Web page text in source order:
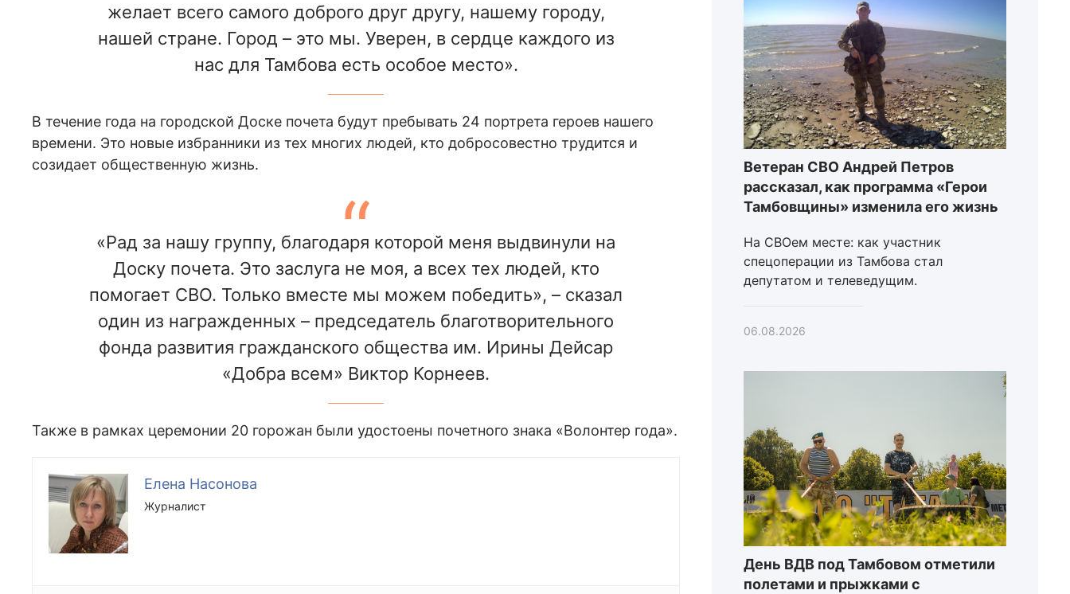
желает всего самого доброго друг другу, нашему городу,
нашей стране. Город – это мы. Уверен, в сердце каждого из
нас для Тамбова есть особое место».
В течение года на городской Доске почета будут пребывать 24 портрета героев нашего
времени. Это новые избранники из тех многих людей, кто добросовестно трудится и
созидает общественную жизнь.
«Рад за нашу группу, благодаря которой меня выдвинули на
Доску почета. Это заслуга не моя, а всех тех людей, кто
помогает СВО. Только вместе мы можем победить», – сказал
один из награжденных – председатель благотворительного
фонда развития гражданского общества им. Ирины Дейсар
«Добра всем» Виктор Корнеев.
Также в рамках церемонии 20 горожан были удостоены почетного знака «Волонтер года».
Елена Насонова
Журналист
Ветеран СВО Андрей Петров
рассказал, как программа «Герои
Тамбовщины» изменила его жизнь
На СВОем месте: как участник
спецоперации из Тамбова стал
депутатом и телеведущим.
06.08.2026
День ВДВ под Тамбовом отметили
полетами и прыжками с